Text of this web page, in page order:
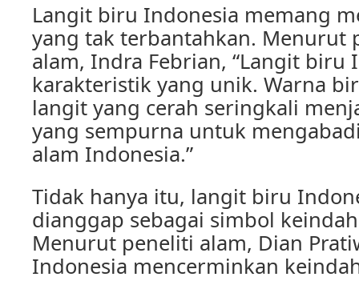
Langit biru Indonesia memang
yang tak terbantahkan. Menurut
alam, Indra Febrian, “Langit biru
karakteristik yang unik. Warna
langit yang cerah seringkali
yang sempurna untuk
alam Indonesia.”
Tidak hanya itu, langit biru
dianggap sebagai simbol
Menurut peneliti alam, Dian
Indonesia mencerminkan